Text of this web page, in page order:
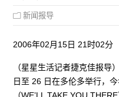
新闻报导
2006年02月15日 21时02分
（星星生活记者捷克佳报导
日至 26 日在多伦多举行，